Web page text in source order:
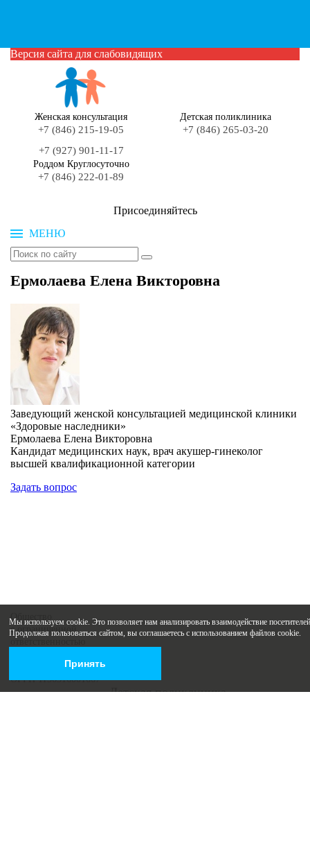
Версия сайта для слабовидящих
Женская консультация
+7 (846) 215-19-05
+7 (927) 901-11-17
Детская поликлиника
+7 (846) 265-03-20
Роддом Круглосуточно
+7 (846) 222-01-89
Присоединяйтесь
МЕНЮ
Ермолаева Елена Викторовна
Заведующий женской консультацией медицинской клиники
«Здоровые наследники»
Ермолаева Елена Викторовна
Кандидат медицинских наук, врач акушер-гинеколог
высшей квалификационной категории
Задать вопрос
Мы используем cookie. Это позволяет нам анализировать взаимодействие
Продолжая пользоваться сайтом, вы соглашаетесь с использованием файлов cookie.
Принять
Общество
с ограниченной
ИНН 6316183190
ОГРН 1136316001667
+7 (846) 265-03-20Детская поликлиника